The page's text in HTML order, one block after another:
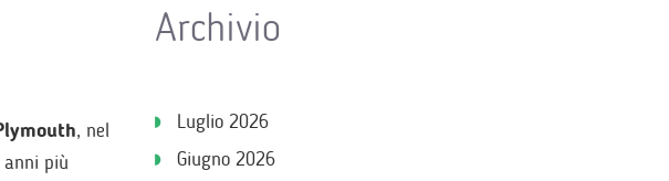
, nel
anni più
Archivio
Luglio 2026
Giugno 2026